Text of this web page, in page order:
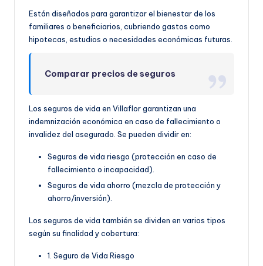
Están diseñados para garantizar el bienestar de los
familiares o beneficiarios, cubriendo gastos como
hipotecas, estudios o necesidades económicas futuras.
Comparar precios de seguros
Los seguros de vida en Villaflor garantizan una
indemnización económica en caso de fallecimiento o
invalidez del asegurado. Se pueden dividir en:
Seguros de vida riesgo (protección en caso de
fallecimiento o incapacidad).
Seguros de vida ahorro (mezcla de protección y
ahorro/inversión).
Los seguros de vida también se dividen en varios tipos
según su finalidad y cobertura:
1. Seguro de Vida Riesgo